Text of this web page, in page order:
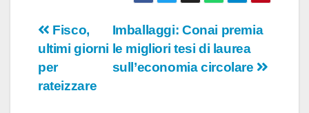
Navigazione
articoli
Imballaggi: Conai premia
le migliori tesi di laurea
sull’economia circolare
Fisco,
ultimi giorni
per
rateizzare